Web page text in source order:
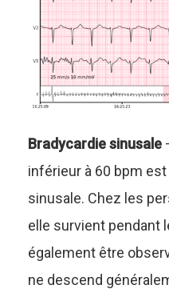
Bradycardie sinusale
inférieur à 60 bpm
sinusale. Chez les
elle survient pendant
également être
ne descend